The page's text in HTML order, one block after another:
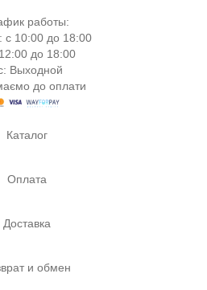
работы:
с 10:00 до 18:00
до 18:00
Выходной
до оплати
Каталог
Оплата
Доставка
и обмен